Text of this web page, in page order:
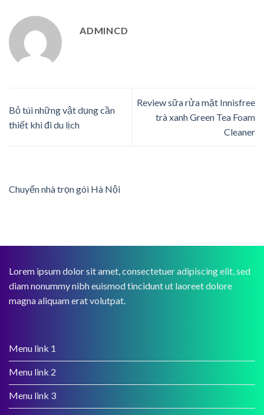
ADMINCD
Bỏ túi những vật dụng cần
thiết khi đi du lịch
Review sữa rửa mặt Innisfree
trà xanh Green Tea Foam
Cleaner
Chuyển nhà trọn gói Hà Nội
Lorem ipsum dolor sit amet, consectetuer adipiscing elit, sed
diam nonummy nibh euismod tincidunt ut laoreet dolore
magna aliquam erat volutpat.
Menu link 1
Menu link 2
Menu link 3